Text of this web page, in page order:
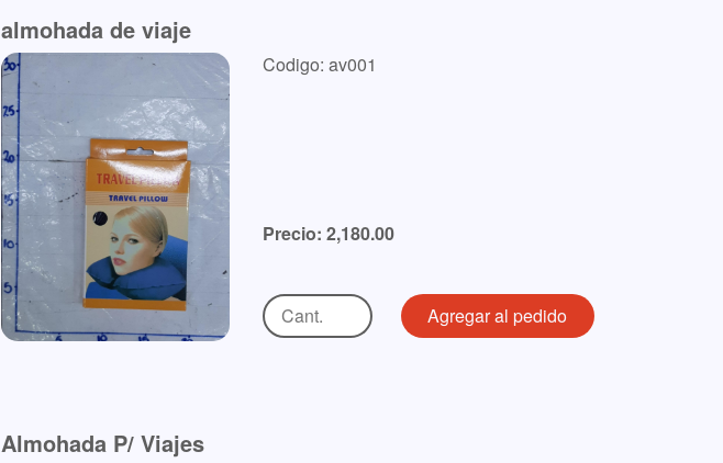
almohada de viaje
Codigo: av001
Precio: 2,180.00
Almohada P/ Viajes